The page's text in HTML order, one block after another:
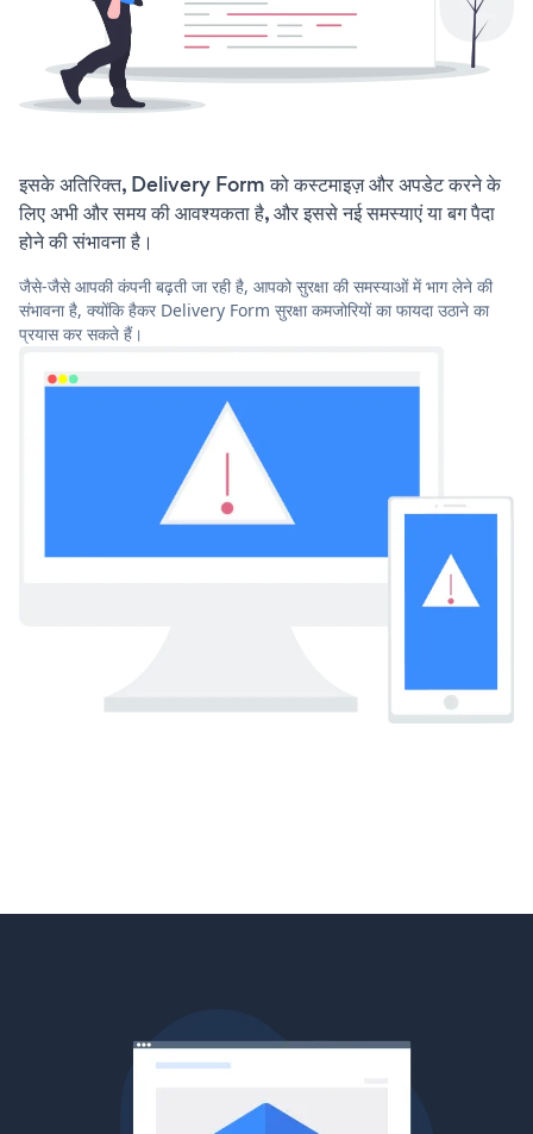
इसके अतिरिक्त, Delivery Form को कस्टमाइज़ और अपडेट करने के
लिए अभी और समय की आवश्यकता है, और इससे नई समस्याएं या बग पैदा
होने की संभावना है।
जैसे-जैसे आपकी कंपनी बढ़ती जा रही है, आपको सुरक्षा की समस्याओं में भाग लेने की
संभावना है, क्योंकि हैकर Delivery Form सुरक्षा कमजोरियों का फायदा उठाने का
प्रयास कर सकते हैं।